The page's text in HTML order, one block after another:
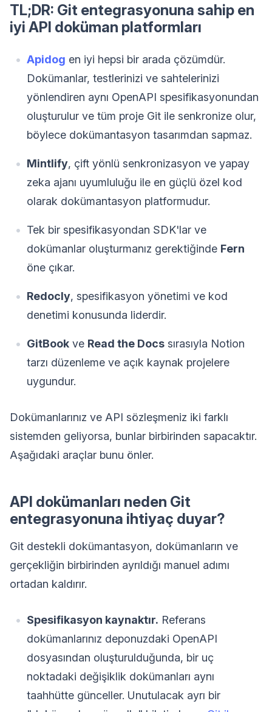
TL;DR: Git entegrasyonuna sahip en
iyi API doküman platformları
Apidog en iyi hepsi bir arada çözümdür.
Dokümanlar, testlerinizi ve sahtelerinizi
yönlendiren aynı OpenAPI spesifikasyonundan
oluşturulur ve tüm proje Git ile senkronize olur,
böylece dokümantasyon tasarımdan sapmaz.
Mintlify, çift yönlü senkronizasyon ve yapay
zeka ajanı uyumluluğu ile en güçlü özel kod
olarak dokümantasyon platformudur.
Tek bir spesifikasyondan SDK'lar ve
dokümanlar oluşturmanız gerektiğinde Fern
öne çıkar.
Redocly, spesifikasyon yönetimi ve kod
denetimi konusunda liderdir.
GitBook ve Read the Docs sırasıyla Notion
tarzı düzenleme ve açık kaynak projelere
uygundur.
Dokümanlarınız ve API sözleşmeniz iki farklı
sistemden geliyorsa, bunlar birbirinden sapacaktır.
Aşağıdaki araçlar bunu önler.
API dokümanları neden Git
entegrasyonuna ihtiyaç duyar?
Git destekli dokümantasyon, dokümanların ve
gerçekliğin birbirinden ayrıldığı manuel adımı
ortadan kaldırır.
Spesifikasyon kaynaktır. Referans
dokümanlarınız deponuzdaki OpenAPI
dosyasından oluşturulduğunda, bir uç
noktadaki değişiklik dokümanları aynı
taahhütte günceller. Unutulacak ayrı bir